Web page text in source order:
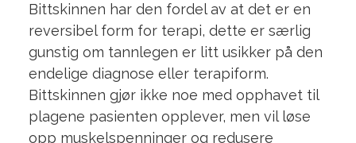
Bittskinnen har den fordel av at det er en
reversibel form for terapi, dette er særlig
gunstig om tannlegen er litt usikker på den
endelige diagnose eller terapiform.
Bittskinnen gjør ikke noe med opphavet til
plagene pasienten opplever, men vil løse
opp muskelspenninger og redusere